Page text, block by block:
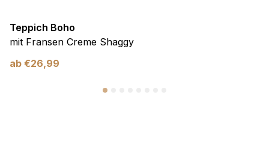
Teppich Boho
mit Fransen Creme Shaggy
ab €26,99